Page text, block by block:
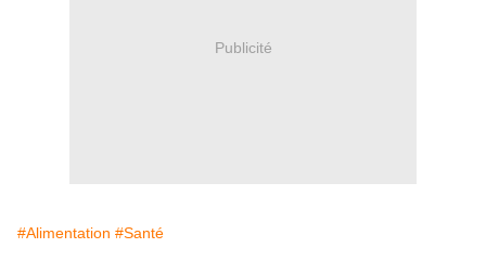
Publicité
#Alimentation #Santé